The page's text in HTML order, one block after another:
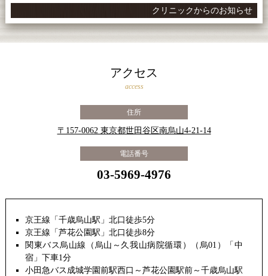
クリニックからのお知らせ
アクセス
access
住所
〒157-0062 東京都世田谷区南烏山4-21-14
電話番号
03-5969-4976
京王線「千歳烏山駅」北口徒歩5分
京王線「芦花公園駅」北口徒歩8分
関東バス烏山線（烏山～久我山病院循環）（烏01）「中
宿」下車1分
小田急バス成城学園前駅西口～芦花公園駅前～千歳烏山駅